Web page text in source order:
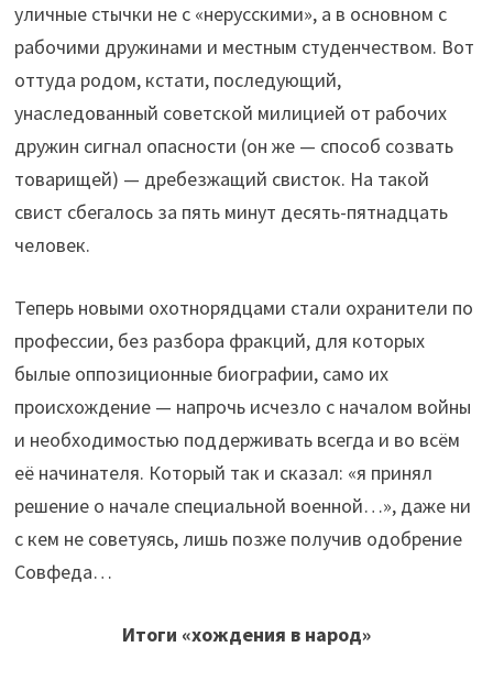
уличные стычки не с «нерусскими», а в основном с
рабочими дружинами и местным студенчеством. Вот
оттуда родом, кстати, последующий,
унаследованный советской милицией от рабочих
дружин сигнал опасности (он же — способ созвать
товарищей) — дребезжащий свисток. На такой
свист сбегалось за пять минут десять-пятнадцать
человек.
Теперь новыми охотнорядцами стали охранители по
профессии, без разбора фракций, для которых
былые оппозиционные биографии, само их
происхождение — напрочь исчезло с началом войны
и необходимостью поддерживать всегда и во всём
её начинателя. Который так и сказал: «я принял
решение о начале специальной военной…», даже ни
с кем не советуясь, лишь позже получив одобрение
Совфеда…
Итоги «хождения в народ»